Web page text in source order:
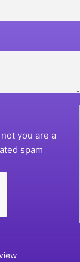
you are a
spam